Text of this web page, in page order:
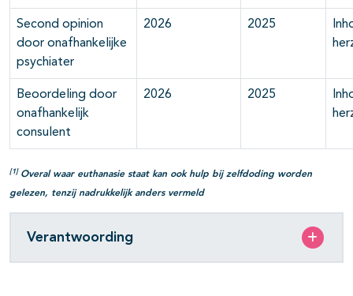
Second opinion
door onafhankelijke
psychiater
2026 2025
Beoordeling door
onafhankelijk
consulent
2026 2025
[1] Overal waar euthanasie staat kan ook hulp bij zelfdoding worden
gelezen, tenzij nadrukkelijk anders vermeld
Verantwoording